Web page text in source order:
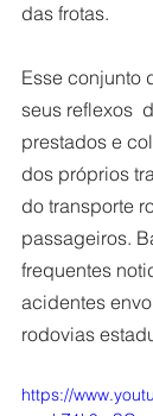
das frotas.
Esse conjunto
seus reflexos
prestados e
dos próprios
do transporte
passageiros.
frequentes
acidentes
rodovias
https://